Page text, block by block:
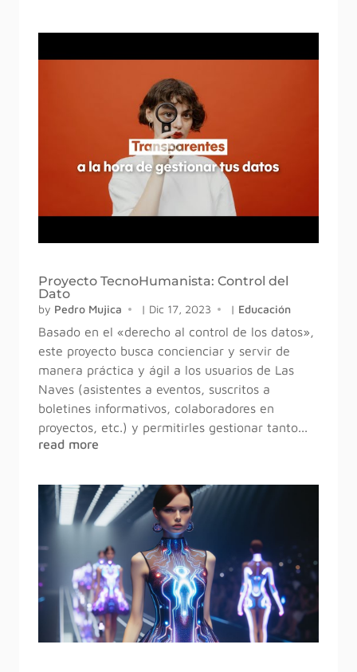
Proyecto TecnoHumanista: Control del
Dato
by Pedro Mujica | Dic 17, 2023 | Educación
Basado en el «derecho al control de los datos»,
este proyecto busca concienciar y servir de
manera práctica y ágil a los usuarios de Las
Naves (asistentes a eventos, suscritos a
boletines informativos, colaboradores en
proyectos, etc.) y permitirles gestionar tanto...
read more